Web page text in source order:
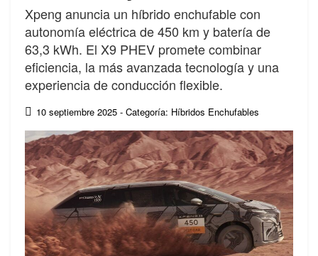
Xpeng anuncia un híbrido enchufable con
autonomía eléctrica de 450 km y batería de
63,3 kWh. El X9 PHEV promete combinar
eficiencia, la más avanzada tecnología y una
experiencia de conducción flexible.
10 septiembre 2025 - Categoría: Híbridos Enchufables